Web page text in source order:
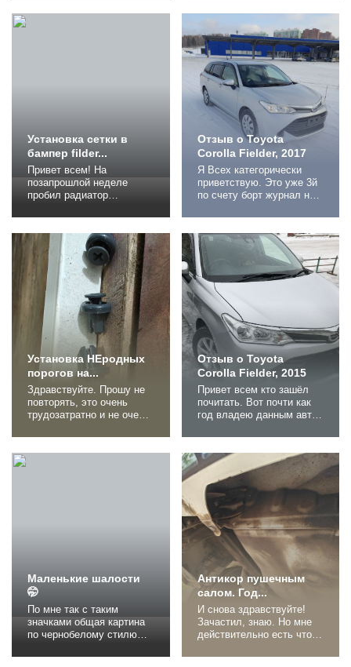
кого вылет больше
прекрасно провести
время это не помешало!
1723755 1723754 1723753
1723746 1723752 После
же поехал забирать
резину, да заодно
переобуваться на зиму,
пока нет очередей. Диски
нынче...
Установка сетки в
бампер filder...
Привет всем! На
позапрошлой неделе
пробил радиатор
прошлой неделе заменил
радиатор кондиционера, в
выходные внедрил сетку
в бампер )) Да да, я тот
самый человек, кто
всегда удивлялся на кой
она нужна, но на фильке
меня настигла карма и я
таки узнал, зачем она
нужна )) Для...
Отзыв о Toyota
Corolla Fielder, 2017
Я Всех категорически
приветствую. Это уже 3й
по счету борт журнал на
Теперь я наконец то купил
современную машину
2017 года прямиком с
аукциона Японии, оценка
4.5 балла, пробег на
момент покупки на
аукционе был 7000 км (С
копейками, не помню
точно), из коцаков там
притертость...
Установка НЕродных
порогов на...
Здравствуйте. Прошу не
повторять, это очень
трудозатратно и не очень
Я сделал и у меня теперь
есть (: дополнением к
Отзыв о Toyota
Corolla Fielder, 2015
Привет всем кто зашёл
почитать. Вот почти как
год владею данным авто,
большой отзыв. Напишу
плюсы и минусы как их
вижу я. Плюсы: 1
соотношение
ценакачество 2 наличие
доп. Помощников (
контроль полосы,
предотвращение
столкновения ) 3 4вд 4 в
салоне достаточно
комфортно 5 у...
Маленькие шалости
🤭
По мне так с таким
значками общая картина
по чернобелому стилю
Антикор пушечным
салом. Год...
И снова здравствуйте!
Зачастил, знаю. Но мне
действительно есть что
назад мною был проведён